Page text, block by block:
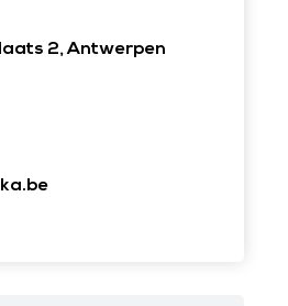
2, Antwerpen